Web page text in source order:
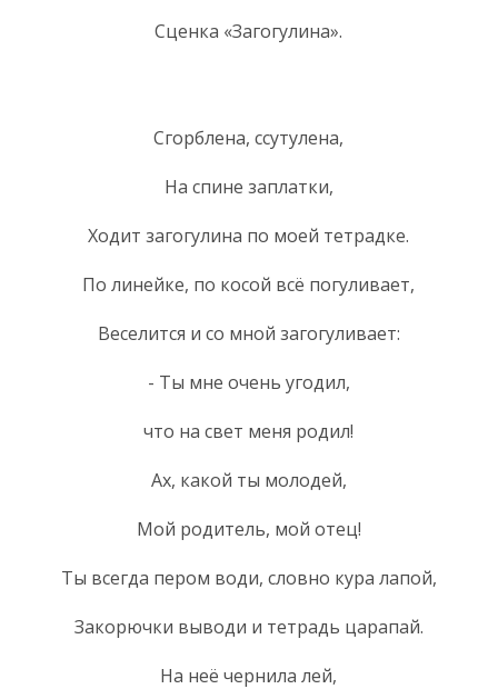
Сценка «Загогулина».
Сгорблена, ссутулена,
На спине заплатки,
Ходит загогулина по моей тетрадке.
По линейке, по косой всё погуливает,
Веселится и со мной загогуливает:
- Ты мне очень угодил,
что на свет меня родил!
Ах, какой ты молодей,
Мой родитель, мой отец!
Ты всегда пером води, словно кура лапой,
Закорючки выводи и тетрадь царапай.
На неё чернила лей,